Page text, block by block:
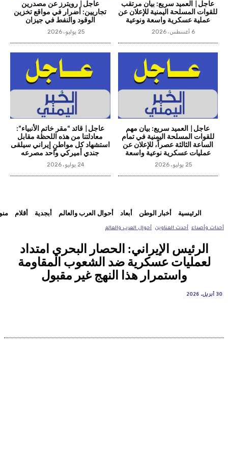
عاجل| العميد سريع: بيان مرتقب
للقوات المسلحة اليمنية للإعلان عن
عملية عسكرية واسعة ونوعية
6 أغسطس، 2026
عاجل| رويترز عن مصدرين
تجاريين: أضرار في مواقع تخزين
الوقود والنفط في جيزان
25 يوليو، 2026
عاجل| العميد سريع: بيان مهم
للقوات المسلحة اليمنية في تمام
الساعة الثالثة عصراً، للإعلان عن
عمليات عسكرية نوعية واسعة
25 يوليو، 2026
عاجل| قائد “مقر خاتم الأنبياء”:
معادلتنا من هذه اللحظة مقابل
استشهاد كل مواطنٍ إيراني سيلقى
جندي أميركي واحد مصرعه
24 يوليو، 2026